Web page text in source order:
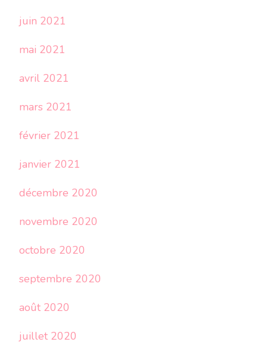
juin 2021
mai 2021
avril 2021
mars 2021
février 2021
janvier 2021
décembre 2020
novembre 2020
octobre 2020
septembre 2020
août 2020
juillet 2020